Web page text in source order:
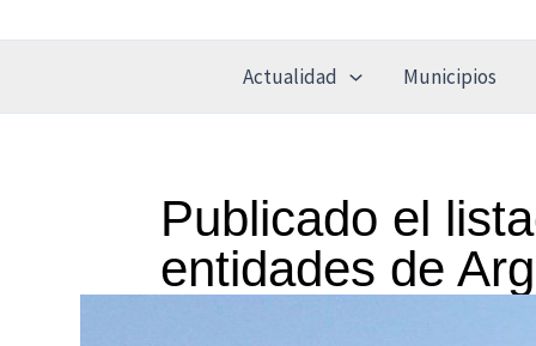
Actualidad Municipios
Publicado el
entidades de